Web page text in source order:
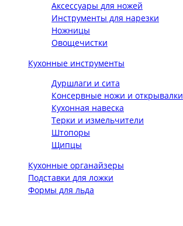
Аксессуары для ножей
Инструменты для нарезки
Ножницы
Овощечистки
Кухонные инструменты
Дуршлаги и сита
Консервные ножи и открывалки
Кухонная навеска
Терки и измельчители
Штопоры
Щипцы
Кухонные органайзеры
Подставки для ложки
Формы для льда